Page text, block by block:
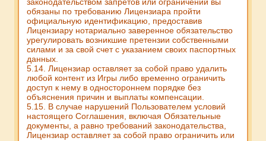
обязаны по требованию Лицензиара пройти
официальную идентификацию, предоставив
Лицензиару нотариально заверенное обязательство
урегулировать возникшие претензии собственными
силами и за свой счет с указанием своих паспортных
данных.
5.14. Лицензиар оставляет за собой право удалить
любой контент из Игры либо временно ограничить
доступ к нему в одностороннем порядке без
объяснения причин и выплаты компенсации.
5.15. В случае нарушений Пользователем условий
настоящего Соглашения, включая Обязательные
документы, а равно требований законодательства,
Лицензиар оставляет за собой право ограничить или